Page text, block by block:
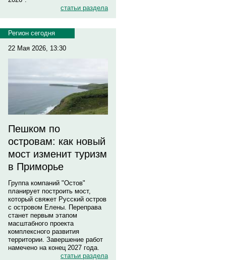
статьи раздела
Регион сегодня
22 Мая 2026, 13:30
Пешком по
островам: как новый
мост изменит туризм
в Приморье
Группа компаний "Остов"
планирует построить мост,
который свяжет Русский остров
с островом Елены. Переправа
станет первым этапом
масштабного проекта
комплексного развития
территории. Завершение работ
намечено на конец 2027 года.
статьи раздела